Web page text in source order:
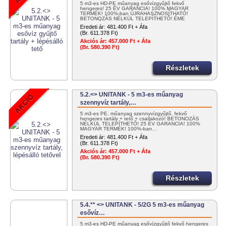
5 m3-es HD-PE műanyag esővízgyűjtő fekvő
hengeres! 25 ÉV GARANCIA! 100% MAGYAR
TERMÉK! 100%-ban ÚJRAHASZNOSÍTHATÓ!
BETONOZÁS NÉLKÜL TELEPÍTHETŐ! ÉME
ENGEDÉLYES! …
Eredeti ár: 481.400 Ft + Áfa
(Br. 611.378 Ft)
Akciós ár: 457.000 Ft + Áfa
(Br. 580.390 Ft)
Részletek
5.2.<> UNITANK - 5 m3-es műanyag
szennyvíz tartály,…
5 m3-es PE. műanyag szennyvízgyűjtő, fekvő
hengeres tartály + tető + csatlakozó! BETONOZÁS
NÉLKÜL TELEPÍTHETŐ! 25 ÉV GARANCIA! 100%
MAGYAR TERMÉK! 100%-ban…
Eredeti ár: 481.400 Ft + Áfa
(Br. 611.378 Ft)
Akciós ár: 457.000 Ft + Áfa
(Br. 580.390 Ft)
Részletek
5.4.** <> UNITANK - 5/2G 5 m3-es műanyag
esővíz…
5 m3-es HD-PE műanyag esővízgyűjtő fekvő hengeres